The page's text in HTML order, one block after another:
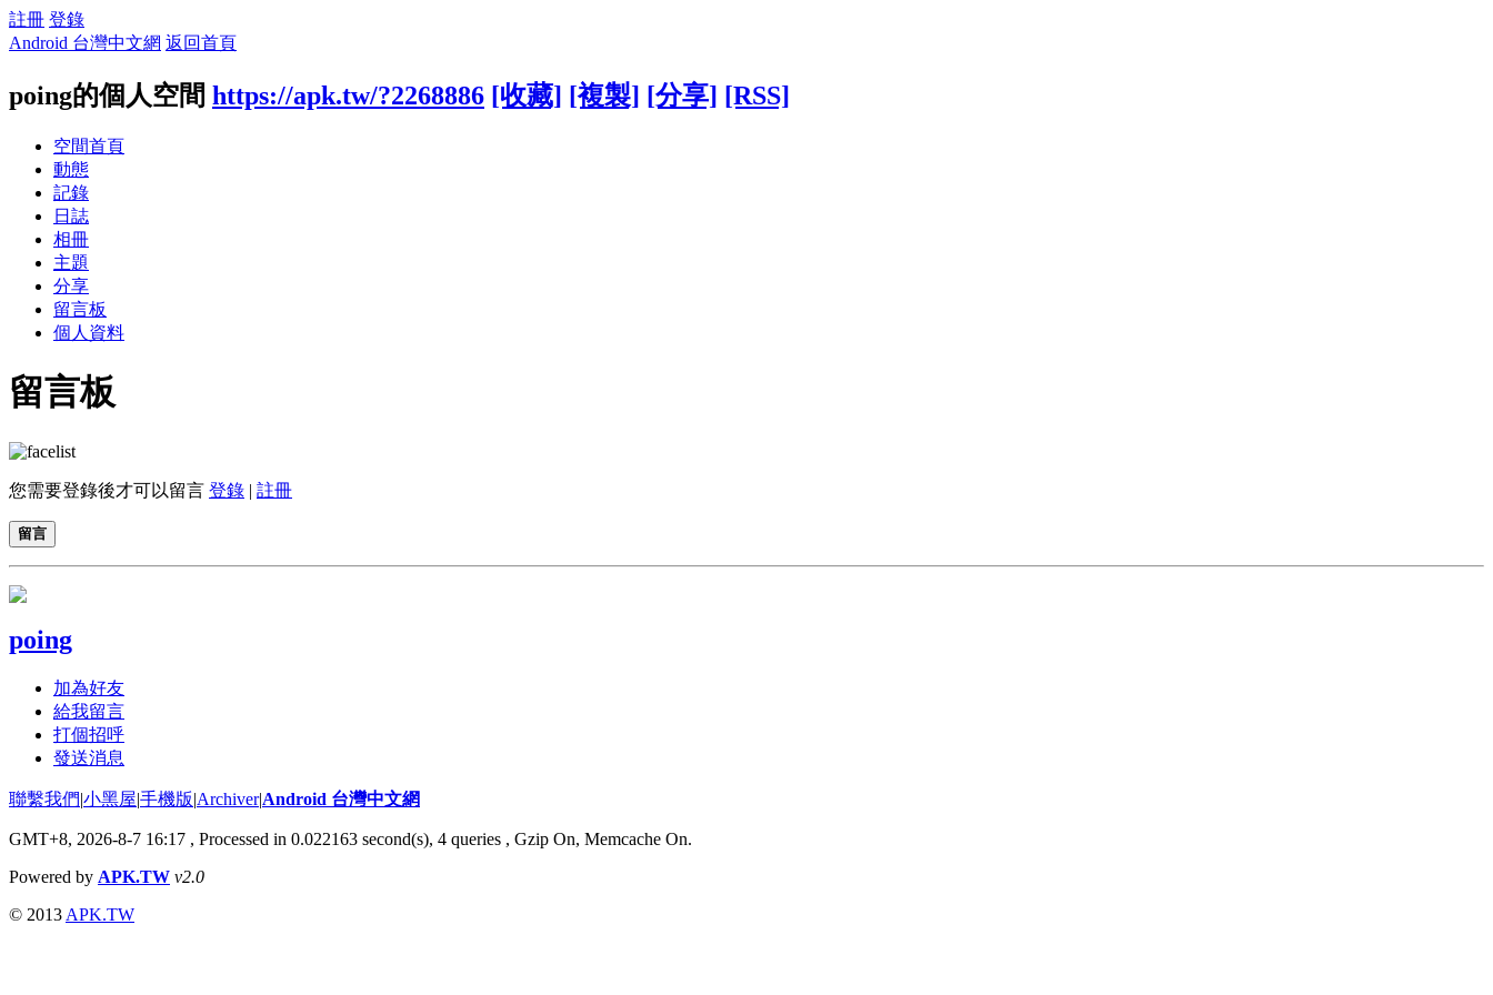
註冊 登錄
Android 台灣中文網 返回首頁
poing的個人空間 https://apk.tw/?2268886 [收藏] [複製] [分享] [RSS]
空間首頁
動態
記錄
日誌
相冊
主題
分享
留言板
個人資料
留言板
您需要登錄後才可以留言 登錄 | 註冊
留言
poing
加為好友
給我留言
打個招呼
發送消息
聯繫我們|小黑屋|手機版|Archiver|Android 台灣中文網
GMT+8, 2026-8-7 16:17 , Processed in 0.022163 second(s), 4 queries , Gzip On, Memcache On.
Powered by APK.TW v2.0
© 2013 APK.TW